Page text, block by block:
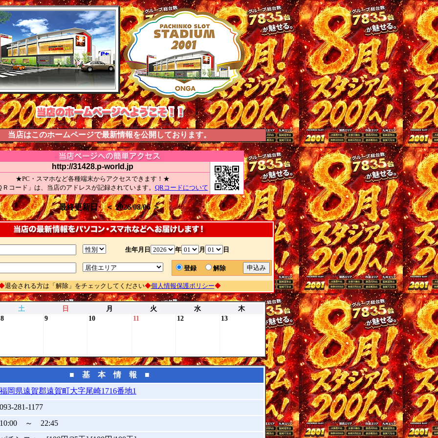
当店はこのホームページで最新情報を公開しております。
http://31428.p-world.jp
★PC・スマホなど各種端末からアクセスできます！★
Ｒコード」は、当店のアドレスが記録されています。 QRコードについて
最終更新日 ＜ 2026/08/06 ＞
生年月日 年 月 日
登録 解除
退会される方は「解除」をチェックしてください◆個人情報保護ポリシー◆
土 日 月 火 水
木
8
9 10 11 12 13
■ 基 本 情 報 ■
福岡県遠賀郡遠賀町大字尾崎1716番地1
093-281-1177
10:00 ～ 22:45